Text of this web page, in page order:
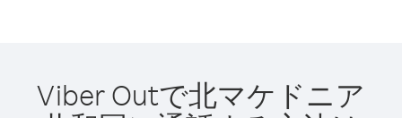
Viber Outで北マケドニア